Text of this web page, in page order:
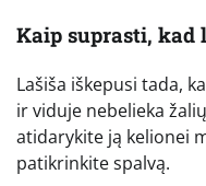
Kaip suprasti, kad
Lašiša iškepusi tada,
ir viduje nebelieka
atidarykite ją kelionei
patikrinkite spalvą.